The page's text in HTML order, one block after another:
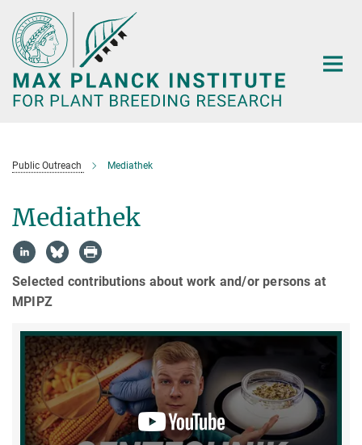
Main-
Content
Public Outreach Mediathek
Mediathek
Selected contributions about work and/or persons at
MPIPZ